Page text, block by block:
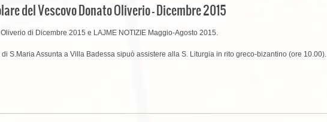
del Vescovo Donato Oliverio – Dicembre 2015
di Dicembre 2015 e LAJME NOTIZIE Maggio-Agosto 2015.
S.Maria Assunta a Villa Badessa sipuò assistere alla S. Liturgia in rito greco-bizantino (ore 10.00).